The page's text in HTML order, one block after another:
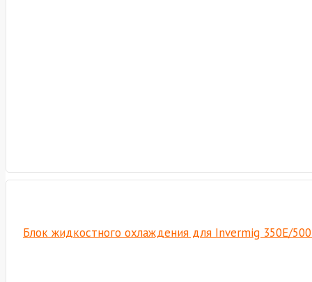
Блок жидкостного охлаждения для Invermig 350E/